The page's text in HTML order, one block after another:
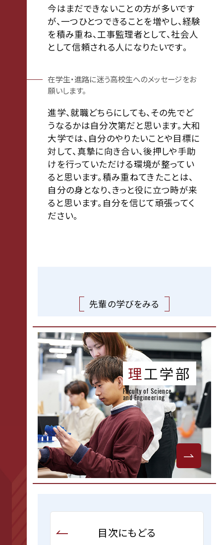
今はまだできないことの方が多いです
が、一つひとつできることを増やし、経験
を積み重ね、工事監理者として、社会人
として信頼される人になりたいです。
在学生・進路に迷う高校生へのメッセージをお
願いします。
進学、就職どちらにしても、その先でど
うなるかは自分次第だと思います。大和
大学では、自分のやりたいことや目標に
対して、真摯に向き合い、後押しや手助
けを行っていただける環境が整ってい
ると思います。積み重ねてきたことは、
自分の身となり、きっと役に立つ時が来
ると思います。自分を信じて頑張ってく
ださい。
先輩の学びをみる
理工学部
Faculty of Science
and Engineering
目次にもどる